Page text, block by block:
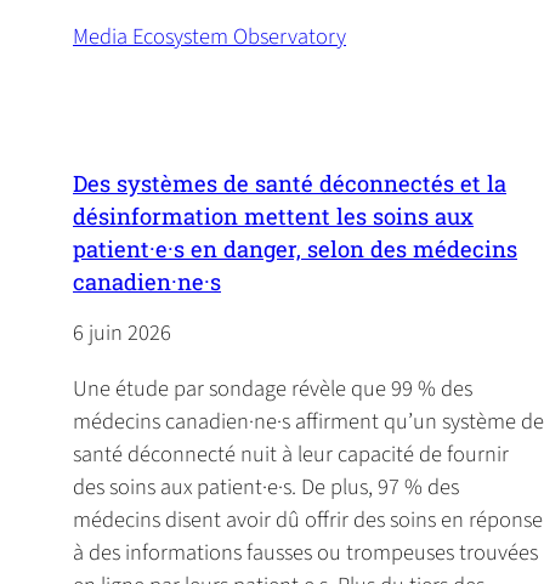
Media Ecosystem Observatory
(
n
s
i
n
e
w
t
a
b
)
Des systèmes de santé déconnectés et la
désinformation mettent les soins aux
patient·e·s en danger, selon des médecins
canadien·ne·s
6 juin 2026
Une étude par sondage révèle que 99 % des
médecins canadien·ne·s affirment qu’un système de
santé déconnecté nuit à leur capacité de fournir
des soins aux patient·e·s. De plus, 97 % des
médecins disent avoir dû offrir des soins en réponse
à des informations fausses ou trompeuses trouvées